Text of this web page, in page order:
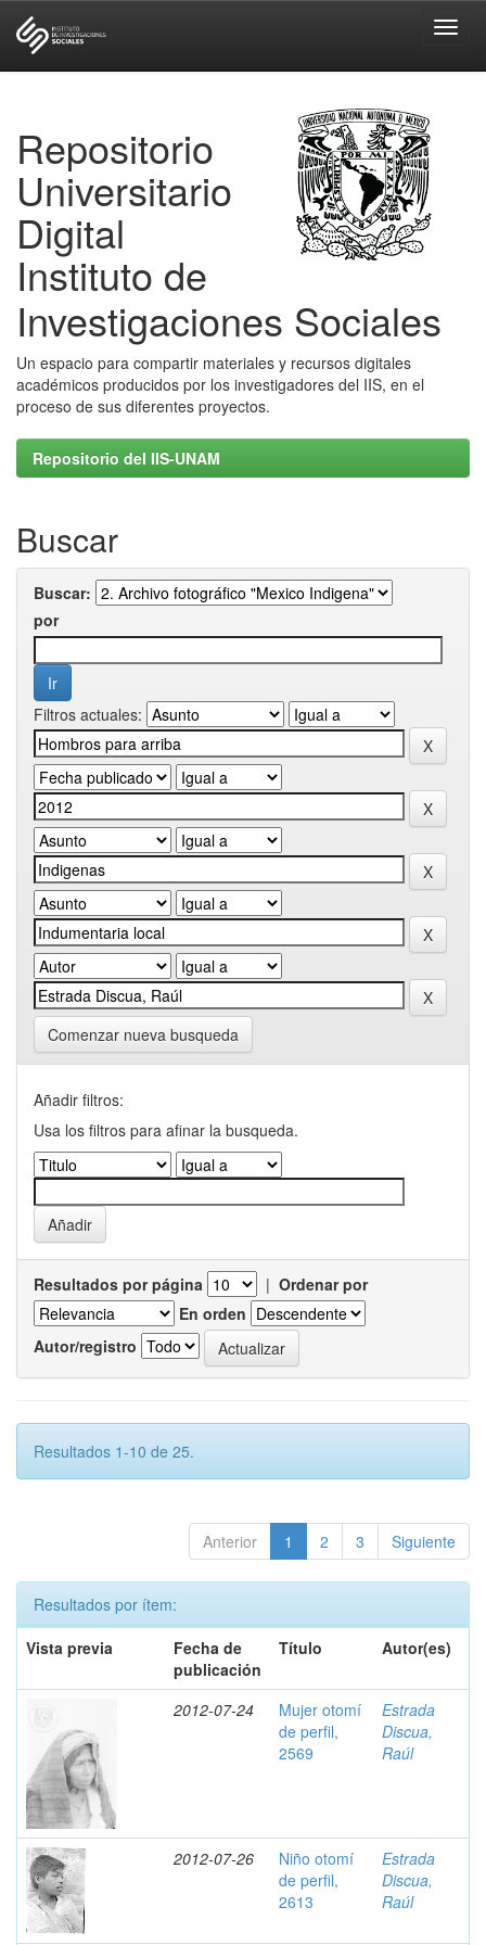
Repositorio
Universitario
Digital
Instituto de
Investigaciones Sociales
Un espacio para compartir materiales y recursos digitales
académicos producidos por los investigadores del IIS, en el
proceso de sus diferentes proyectos.
Repositorio del IIS-UNAM
Buscar
Buscar:
por
Filtros actuales:
Comenzar nueva busqueda
Añadir filtros:
Usa los filtros para afinar la busqueda.
Resultados por página | Ordenar por
En orden
Autor/registro
Resultados 1-10 de 25.
Anterior 1 2 3 Siguiente
Resultados por ítem:
Vista previa
Fecha de
publicación
Título Autor(es)
2012-07-24
Mujer otomí
de perfil,
2569
Estrada
Discua,
Raúl
2012-07-26
Niño otomí
de perfil,
2613
Estrada
Discua,
Raúl